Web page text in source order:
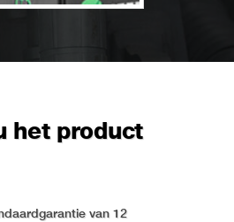
het product
van 12